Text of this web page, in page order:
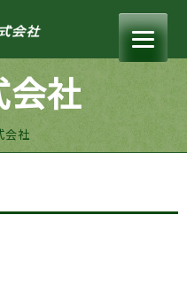
会社
会社